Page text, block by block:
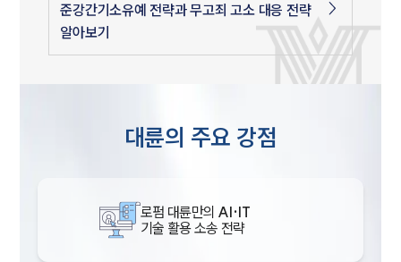
준강간기소유예 전략과 무고죄 고소 대응 전략
알아보기
대륜의 주요 강점
로펌 대륜만의 AI·IT
기술 활용 소송 전략